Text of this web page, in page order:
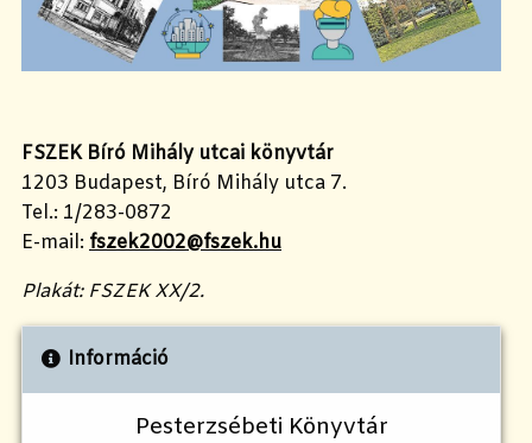
FSZEK Bíró Mihály utcai könyvtár
1203 Budapest, Bíró Mihály utca 7.
Tel.: 1/283-0872
E-mail: fszek2002@fszek.hu
Plakát: FSZEK XX/2.
Információ
Pesterzsébeti Könyvtár